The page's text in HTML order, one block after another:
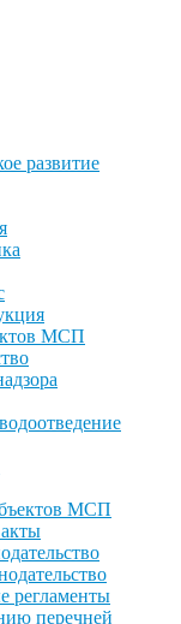
развитие
МСП
МСП
регламенты
перечней